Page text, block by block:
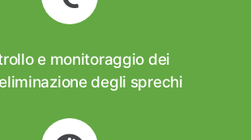
e monitoraggio dei
degli sprechi